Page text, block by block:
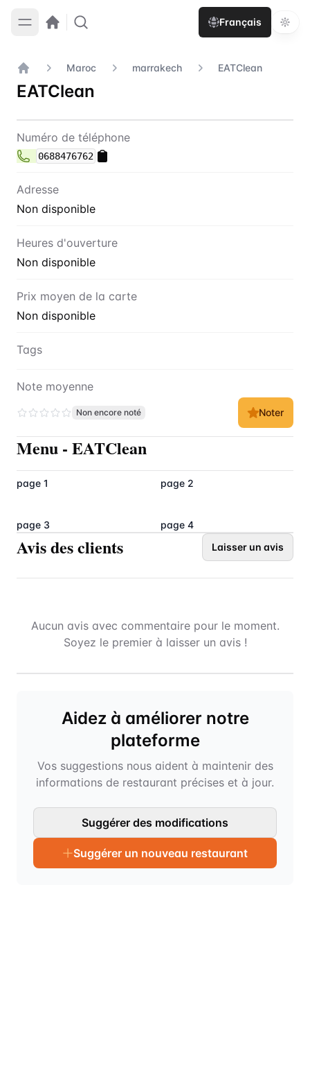
Français
Accueil
Maroc marrakech EATClean
EATClean
Contact EATClean
Numéro de téléphone
0688476762
Adresse
Non disponible
Heures d'ouverture
Non disponible
Prix moyen de la carte
Non disponible
Tags
Note moyenne
Non encore noté Noter
Menu - EATClean
page 1 page 2
page 3 page 4
Avis des clients Laisser un avis
Aucun avis avec commentaire pour le moment.
Soyez le premier à laisser un avis !
Aidez à améliorer notre
plateforme
Vos suggestions nous aident à maintenir des
informations de restaurant précises et à jour.
Suggérer des modifications
Suggérer un nouveau restaurant